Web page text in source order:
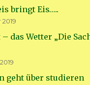
bringt Eis…..
das Wetter „Die
geht über studieren